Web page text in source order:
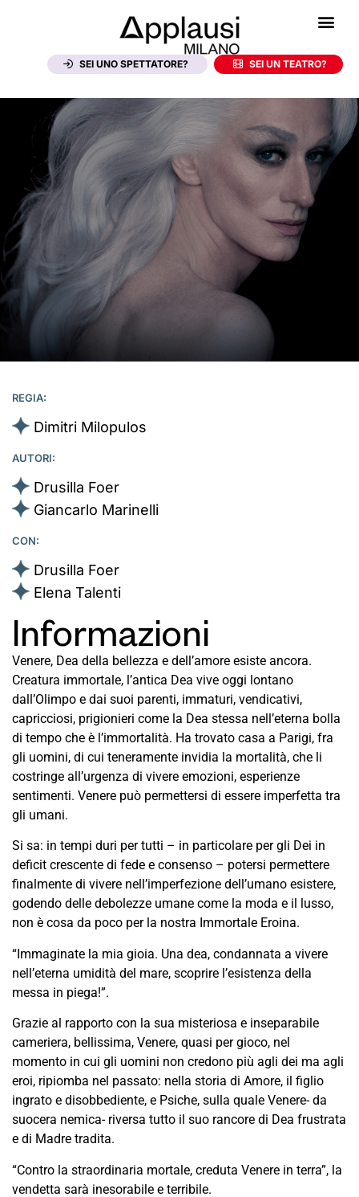
SEI UNO SPETTATORE? SEI UN TEATRO?
Venere nemica
REGIA:
Dimitri Milopulos
AUTORI:
Drusilla Foer
Giancarlo Marinelli
CON:
Drusilla Foer
Elena Talenti
Informazioni
Venere, Dea della bellezza e dell’amore esiste ancora.
Creatura immortale, l’antica Dea vive oggi lontano
dall’Olimpo e dai suoi parenti, immaturi, vendicativi,
capricciosi, prigionieri come la Dea stessa nell’eterna bolla
di tempo che è l’immortalità. Ha trovato casa a Parigi, fra
gli uomini, di cui teneramente invidia la mortalità, che li
costringe all’urgenza di vivere emozioni, esperienze
sentimenti. Venere può permettersi di essere imperfetta tra
gli umani.
Si sa: in tempi duri per tutti – in particolare per gli Dei in
deficit crescente di fede e consenso – potersi permettere
finalmente di vivere nell’imperfezione dell’umano esistere,
godendo delle debolezze umane come la moda e il lusso,
non è cosa da poco per la nostra Immortale Eroina.
“Immaginate la mia gioia. Una dea, condannata a vivere
nell’eterna umidità del mare, scoprire l’esistenza della
messa in piega!”.
Grazie al rapporto con la sua misteriosa e inseparabile
cameriera, bellissima, Venere, quasi per gioco, nel
momento in cui gli uomini non credono più agli dei ma agli
eroi, ripiomba nel passato: nella storia di Amore, il figlio
ingrato e disobbediente, e Psiche, sulla quale Venere- da
suocera nemica- riversa tutto il suo rancore di Dea frustrata
e di Madre tradita.
“Contro la straordinaria mortale, creduta Venere in terra”, la
vendetta sarà inesorabile e terribile.